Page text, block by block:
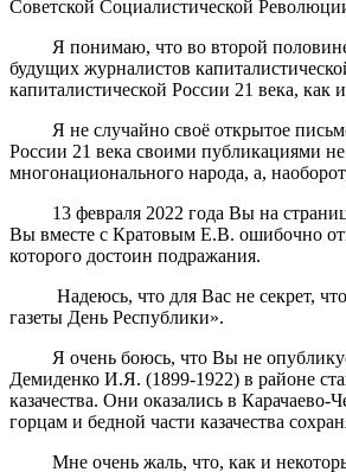
Советской Социалистической
Я понимаю, что во второй половине
будущих журналистов
капиталистической России 21 века,
Я не случайно своё открытое письмо
России 21 века своими публикациями
многонационального народа, а,
13 февраля 2022 года Вы на
Вы вместе с Кратовым Е.В. ошибочно
которого достоин подражания.
Надеюсь, что для Вас не секрет, что
газеты День Республики».
Я очень боюсь, что Вы не
Демиденко И.Я. (1899-1922) в районе
казачества. Они оказались в
горцам и бедной части казачества
Мне очень жаль, что, как и некоторые